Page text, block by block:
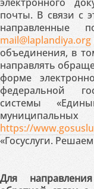
почты. В связи с
направленные
mail@laplandiya.org
объединения, в
направлять
форме
федеральной
системы
https://
«Госуслуги.
Для